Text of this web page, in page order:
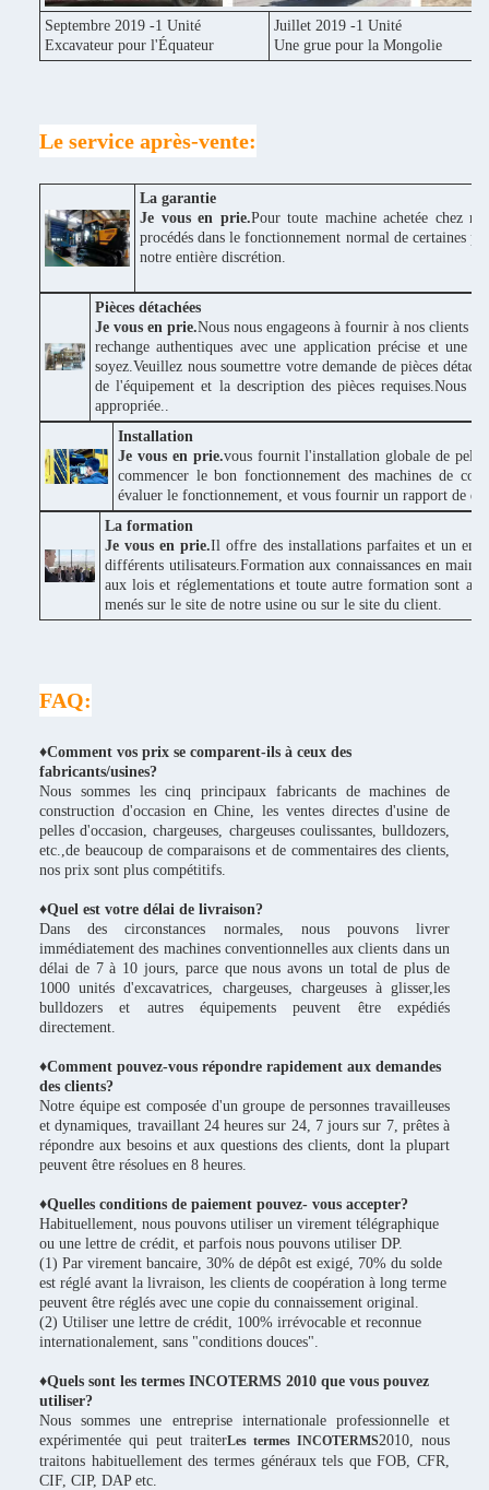
Septembre 2019 -1 Unité
Excavateur pour l'Équateur
Juillet 2019 -1 Unité
Une grue pour la Mongolie
Le service après-vente:
La garantie
Je vous en prie.Pour toute machine achetée chez
procédés dans le fonctionnement normal de certaines
notre entière discrétion.
Pièces détachées
Je vous en prie.Nous nous engageons à fournir à nos clients
rechange authentiques avec une application précise et
soyez.Veuillez nous soumettre votre demande de pièces
de l'équipement et la description des pièces requises.Nous
appropriée..
Installation
Je vous en prie.vous fournit l'installation globale de
commencer le bon fonctionnement des machines de
évaluer le fonctionnement, et vous fournir un rapport de
La formation
Je vous en prie.Il offre des installations parfaites et un
différents utilisateurs.Formation aux connaissances en
aux lois et réglementations et toute autre formation sont
menés sur le site de notre usine ou sur le site du client.
FAQ:
♦Comment vos prix se comparent-ils à ceux des
fabricants/usines?
Nous sommes les cinq principaux fabricants de machines de
construction d'occasion en Chine, les ventes directes d'usine de
pelles d'occasion, chargeuses, chargeuses coulissantes, bulldozers,
etc.,de beaucoup de comparaisons et de commentaires des clients,
nos prix sont plus compétitifs.
♦Quel est votre délai de livraison?
Dans des circonstances normales, nous pouvons livrer
immédiatement des machines conventionnelles aux clients dans un
délai de 7 à 10 jours, parce que nous avons un total de plus de
1000 unités d'excavatrices, chargeuses, chargeuses à glisser,les
bulldozers et autres équipements peuvent être expédiés
directement.
♦Comment pouvez-vous répondre rapidement aux demandes
des clients?
Notre équipe est composée d'un groupe de personnes travailleuses
et dynamiques, travaillant 24 heures sur 24, 7 jours sur 7, prêtes à
répondre aux besoins et aux questions des clients, dont la plupart
peuvent être résolues en 8 heures.
♦Quelles conditions de paiement pouvez- vous accepter?
Habituellement, nous pouvons utiliser un virement télégraphique
ou une lettre de crédit, et parfois nous pouvons utiliser DP.
(1) Par virement bancaire, 30% de dépôt est exigé, 70% du solde
est réglé avant la livraison, les clients de coopération à long terme
peuvent être réglés avec une copie du connaissement original.
(2) Utiliser une lettre de crédit, 100% irrévocable et reconnue
internationalement, sans "conditions douces".
♦Quels sont les termes INCOTERMS 2010 que vous pouvez
utiliser?
Nous sommes une entreprise internationale professionnelle et
expérimentée qui peut traiterLes termes INCOTERMS2010, nous
traitons habituellement des termes généraux tels que FOB, CFR,
CIF, CIP, DAP etc.